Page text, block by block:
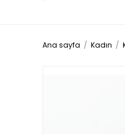
Ana sayfa / Kadın /